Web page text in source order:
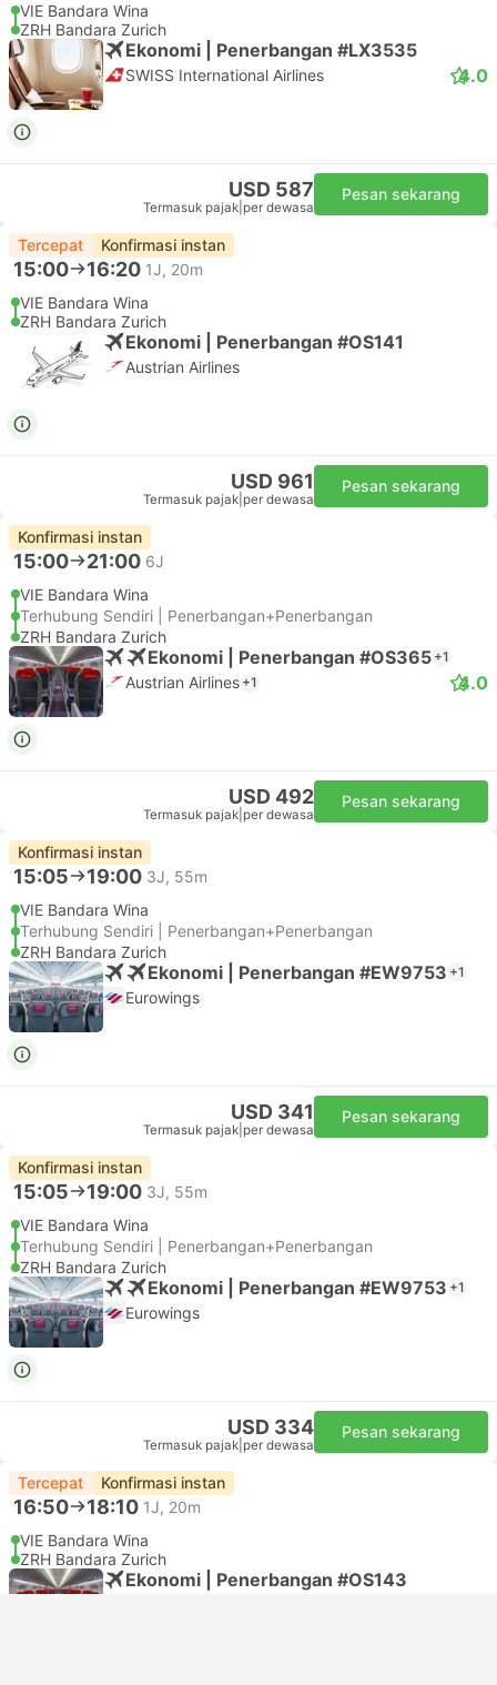
VIE Bandara Wina
ZRH Bandara Zurich
Ekonomi | Penerbangan #LX3535
SWISS International Airlines 4.0
USD 587
Termasuk pajak per dewasa
Pesan sekarang
Tercepat Konfirmasi instan
15:00 16:20 1J, 20m
VIE Bandara Wina
ZRH Bandara Zurich
Ekonomi | Penerbangan #OS141
Austrian Airlines
USD 961
Termasuk pajak per dewasa
Pesan sekarang
Konfirmasi instan
15:00 21:00 6J
VIE Bandara Wina
Terhubung Sendiri | Penerbangan+Penerbangan
ZRH Bandara Zurich
Ekonomi | Penerbangan #OS365 +1
Austrian Airlines +1 4.0
USD 492
Termasuk pajak per dewasa
Pesan sekarang
Konfirmasi instan
15:05 19:00 3J, 55m
VIE Bandara Wina
Terhubung Sendiri | Penerbangan+Penerbangan
ZRH Bandara Zurich
Ekonomi | Penerbangan #EW9753 +1
Eurowings
USD 341
Termasuk pajak per dewasa
Pesan sekarang
Konfirmasi instan
15:05 19:00 3J, 55m
VIE Bandara Wina
Terhubung Sendiri | Penerbangan+Penerbangan
ZRH Bandara Zurich
Ekonomi | Penerbangan #EW9753 +1
Eurowings
USD 334
Termasuk pajak per dewasa
Pesan sekarang
Tercepat Konfirmasi instan
16:50 18:10 1J, 20m
VIE Bandara Wina
ZRH Bandara Zurich
Ekonomi | Penerbangan #OS143